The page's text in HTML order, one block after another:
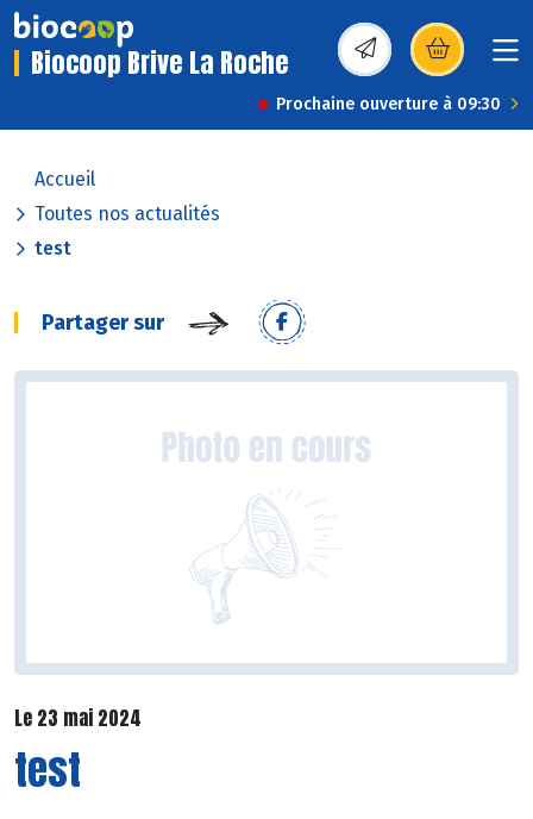
Biocoop Brive La Roche (s’ouvre dans une
Prochaine ouverture à 09:30
Accueil
Toutes nos actualités
test
Partager sur
Le 23 mai 2024
test